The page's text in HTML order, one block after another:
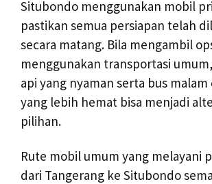
Situbondo menggunakan mobil
pastikan semua persiapan telah
secara matang. Bila mengambil
menggunakan transportasi
api yang nyaman serta bus
yang lebih hemat bisa menjadi
pilihan.
Rute mobil umum yang melayani
dari Tangerang ke Situbondo